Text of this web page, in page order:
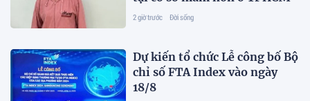
2 giờ trước Đời sống
Dự kiến tổ chức Lễ công bố Bộ
chỉ số FTA Index vào ngày
18/8